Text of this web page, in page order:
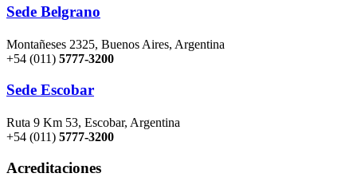
Sede Belgrano
Montañeses 2325, Buenos Aires, Argentina
+54 (011) 5777-3200
Sede Escobar
Ruta 9 Km 53, Escobar, Argentina
+54 (011) 5777-3200
Acreditaciones